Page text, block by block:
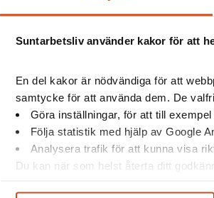
Suntarbetsliv använder kakor för att
En del kakor är nödvändiga för att
samtycke för att använda dem. De
Göra inställningar, för att till
Följa statistik med hjälp av Google
Analysera trafik för att kunna visa
Du kan när som helst återta ditt
är det lätt att tänka att man behöver mer
så. Hur ser flödet ut, när finns behovet?
herregud, det kommer
gå
har vi mini-apt. Då ser vi hur vi ligger till
är koordinator.